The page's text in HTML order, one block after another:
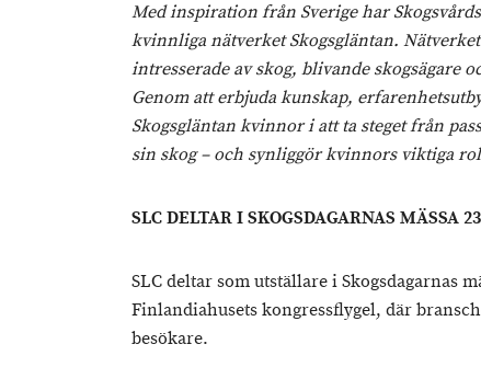
Med inspiration från Sverige har
kvinnliga nätverket Skogsgläntan.
intresserade av skog, blivande skogsägare
Genom att erbjuda kunskap,
Skogsgläntan kvinnor i att ta steget från
sin skog – och synliggör kvinnors viktiga
SLC DELTAR I SKOGSDAGARNAS MÄSSA
SLC deltar som utställare i Skogsdagarnas
Finlandiahusets kongressflygel, där
besökare.